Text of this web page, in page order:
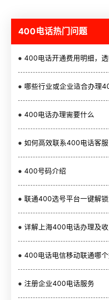
400电话热门问题
400电话开通费用明细，
哪些行业或企业适合办理
400电话办理需要什么
如何高效联系400电话客
400号码介绍
联通400选号平台一键解
详解上海400电话办理及
400电话电信移动联通哪
注册企业400电话服务